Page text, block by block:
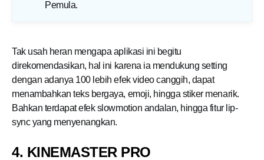
Pemula.
Tak usah heran mengapa aplikasi ini begitu
direkomendasikan, hal ini karena ia mendukung setting
dengan adanya 100 lebih efek video canggih, dapat
menambahkan teks bergaya, emoji, hingga stiker menarik.
Bahkan terdapat efek slowmotion andalan, hingga fitur lip-
sync yang menyenangkan.
4. KINEMASTER PRO